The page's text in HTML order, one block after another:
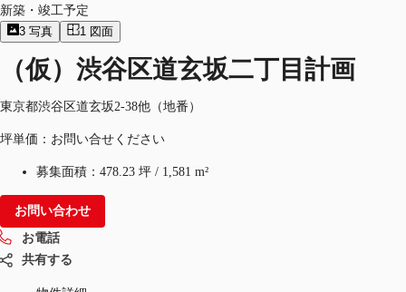
新築・竣工予定
3 写真 1 図面
（仮）渋谷区道玄坂二丁目計画
東京都渋谷区道玄坂2-38他（地番）
坪単価：お問い合せください
募集面積： 478.23 坪 / 1,581 m²
お問い合わせ
お電話
共有する